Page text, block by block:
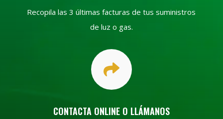
Recopila las 3 últimas facturas de tus suministros
de luz o gas.

CONTACTA ONLINE O LLÁMANOS